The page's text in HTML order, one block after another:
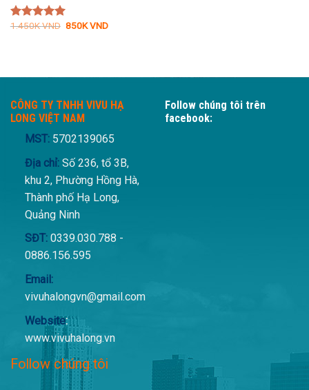
Được xếp
1.450KVND Giá
850KVNDGiá
CÔNG TY TNHH VIVU HẠ
LONG VIỆT NAM
MST: 5702139065
Địa chỉ:Số 236, tổ 3B,
khu 2, Phường Hồng Hà,
Thành phố Hạ Long,
Quảng Ninh
SĐT:0339.030.788 -
0886.156.595
Email:
vivuhalongvn@gmail.com
Website:
www.vivuhalong.vn
Follow chúng tôi
Follow chúng tôi trên
facebook: